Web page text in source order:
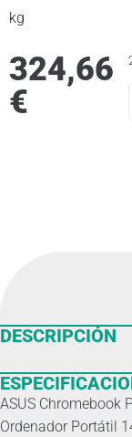
kg
324,66
€
DESCRIPCIÓN
ASUS Chromebook
Ordenador Portátil